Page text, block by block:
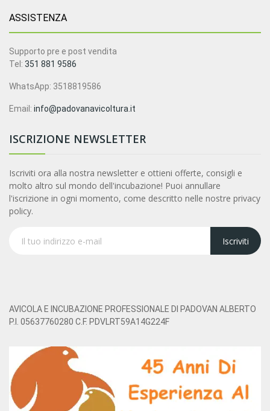
ASSISTENZA
Supporto pre e post vendita
Tel: 351 881 9586
WhatsApp: 3518819586
Email: info@padovanavicoltura.it
ISCRIZIONE NEWSLETTER
Iscriviti ora alla nostra newsletter e ottieni offerte, consigli e
molto altro sul mondo dell'incubazione! Puoi annullare
l'iscrizione in ogni momento, come descritto nelle nostre privacy
policy.
Iscriviti
AVICOLA E INCUBAZIONE PROFESSIONALE DI PADOVAN ALBERTO
P.I. 05637760280 C.F. PDVLRT59A14G224F